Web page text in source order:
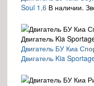
Soul 1,6 В наличии.
Двигатель БУ Киа
Двигатель Kia